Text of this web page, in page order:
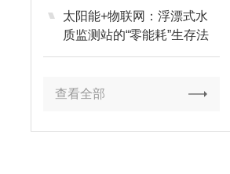
太阳能+物联网：浮漂式水
质监测站的“零能耗”生存法
则
查看全部